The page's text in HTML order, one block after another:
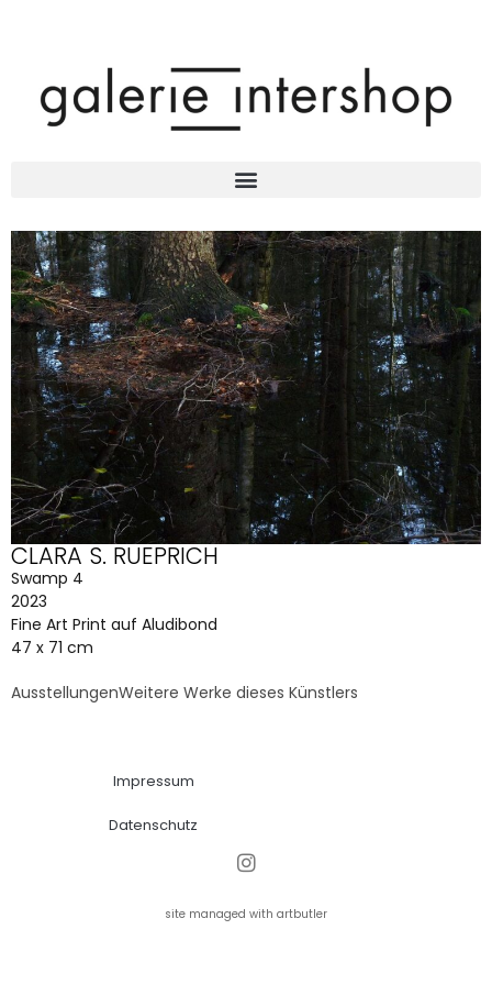
CLARA S. RUEPRICH
Swamp 4
2023
Fine Art Print auf Aludibond
47 x 71 cm
AusstellungenWeitere Werke dieses Künstlers
Impressum
Datenschutz
site managed with artbutler